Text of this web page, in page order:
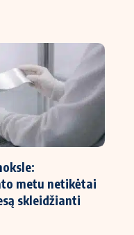
metu netikėtai
skleidžianti